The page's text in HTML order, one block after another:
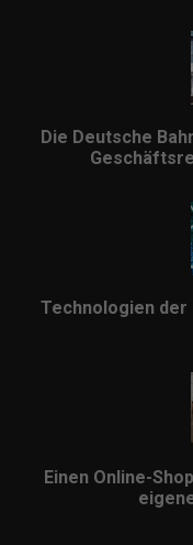
Die Deutsche
Technologien der
Einen Online-